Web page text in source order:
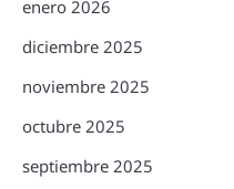
enero 2026
diciembre 2025
noviembre 2025
octubre 2025
septiembre 2025